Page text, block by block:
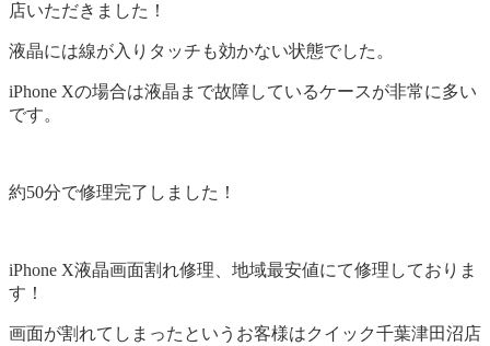
店いただきました！
液晶には線が入りタッチも効かない状態でした。
iPhone Xの場合は液晶まで故障しているケースが非常に多い
です。
約50分で修理完了しました！
iPhone X液晶画面割れ修理、地域最安値にて修理しておりま
す！
画面が割れてしまったというお客様はクイック千葉津田沼店